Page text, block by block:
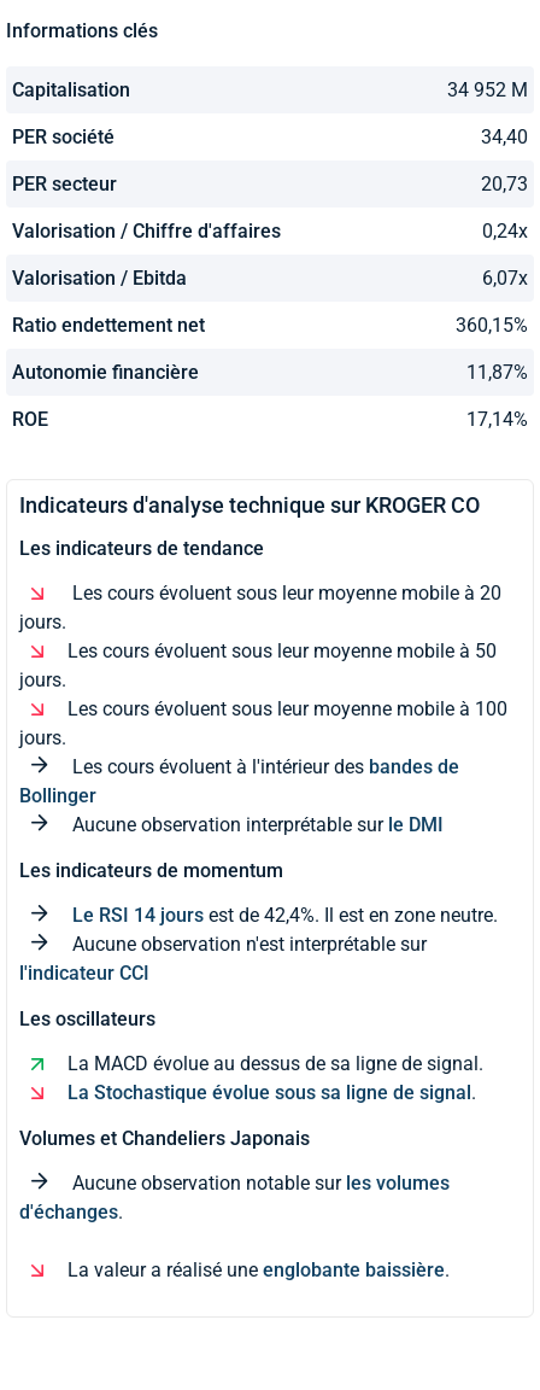
Informations clés
Capitalisation 34 952 M
PER société 34,40
PER secteur 20,73
Valorisation / Chiffre d'affaires 0,24x
Valorisation / Ebitda 6,07x
Ratio endettement net 360,15%
Autonomie financière 11,87%
ROE 17,14%
Indicateurs d'analyse technique sur KROGER CO
Les indicateurs de tendance
Les cours évoluent sous leur moyenne mobile à 20
jours.
Les cours évoluent sous leur moyenne mobile à 50
jours.
Les cours évoluent sous leur moyenne mobile à 100
jours.
Les cours évoluent à l'intérieur des bandes de
Bollinger
Aucune observation interprétable sur le DMI
Les indicateurs de momentum
Le RSI 14 jours est de 42,4%. Il est en zone neutre.
Aucune observation n'est interprétable sur
l'indicateur CCI
Les oscillateurs
La MACD évolue au dessus de sa ligne de signal.
La Stochastique évolue sous sa ligne de signal.
Volumes et Chandeliers Japonais
Aucune observation notable sur les volumes
d'échanges.
La valeur a réalisé une englobante baissière.